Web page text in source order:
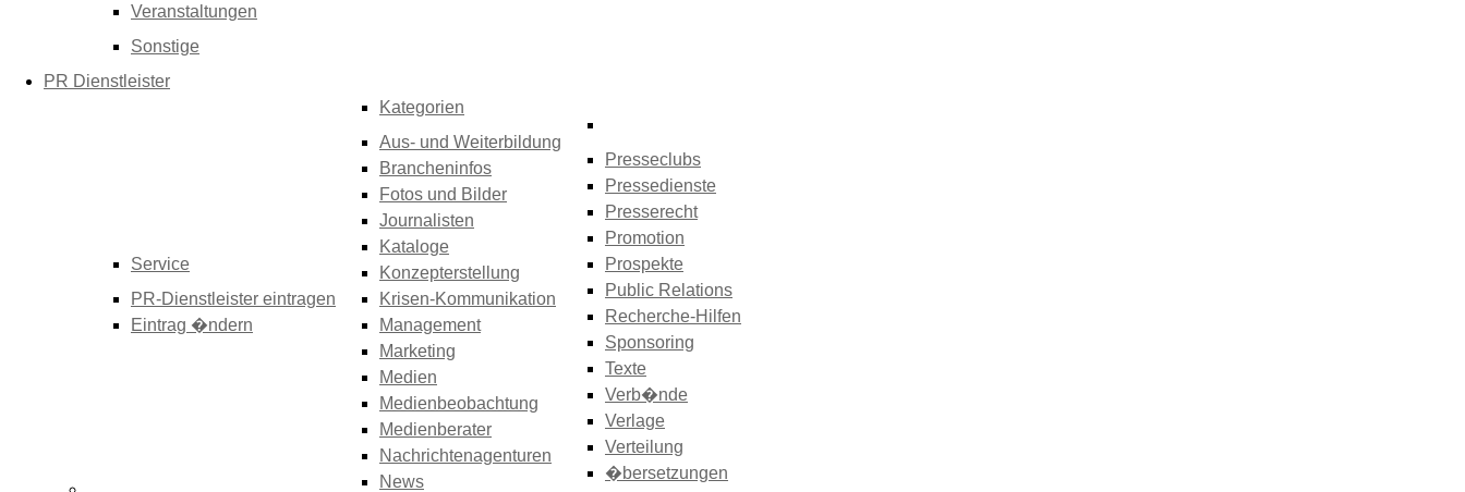
Veranstaltungen
Sonstige
PR Dienstleister
Service
PR-Dienstleister eintragen
Eintrag �ndern
Kategorien
Aus- und Weiterbildung
Brancheninfos
Fotos und Bilder
Journalisten
Kataloge
Konzepterstellung
Krisen-Kommunikation
Management
Marketing
Medien
Medienbeobachtung
Medienberater
Nachrichtenagenturen
News
Presseclubs
Pressedienste
Presserecht
Promotion
Prospekte
Public Relations
Recherche-Hilfen
Sponsoring
Texte
Verb�nde
Verlage
Verteilung
�bersetzungen